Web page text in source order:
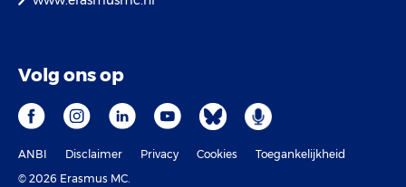
Volg ons op
ANBI Disclaimer Privacy Cookies
Toegankelijkheid
© 2026 Erasmus MC.